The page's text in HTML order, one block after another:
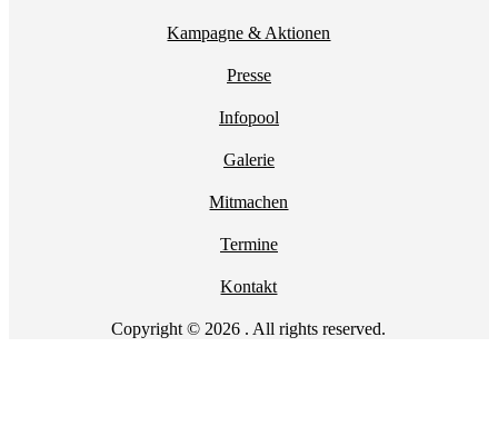
Kampagne & Aktionen
Presse
Infopool
Galerie
Mitmachen
Termine
Kontakt
Copyright © 2026 . All rights reserved.